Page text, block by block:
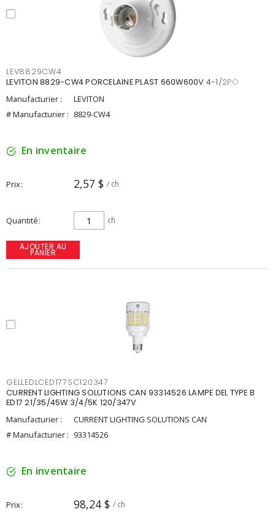
LEV8829CW4
LEVITON 8829-CW4 PORCELAINE PLAST 660W600V 4-1/2PO
Manufacturier :
LEVITON
# Manufacturier : 8829-CW4
En inventaire
Prix 2,57 $ / ch
Quantité ch
AJOUTER AU
PANIER
GELLEDLCED177SC120347
CURRENT LIGHTING SOLUTIONS CAN 93314526 LAMPE DEL TYPE B
ED17 21/35/45W 3/4/5K 120/347V
Manufacturier :
CURRENT LIGHTING SOLUTIONS CAN
# Manufacturier : 93314526
En inventaire
Prix 98,24 $ / ch